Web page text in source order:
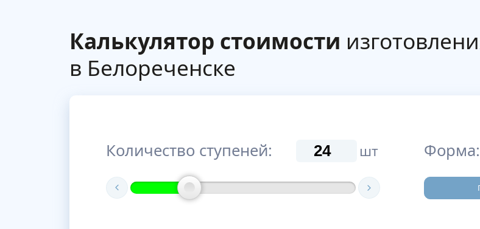
Калькулятор стоимости
в Белореченске
Количество ступеней: шт Форма: